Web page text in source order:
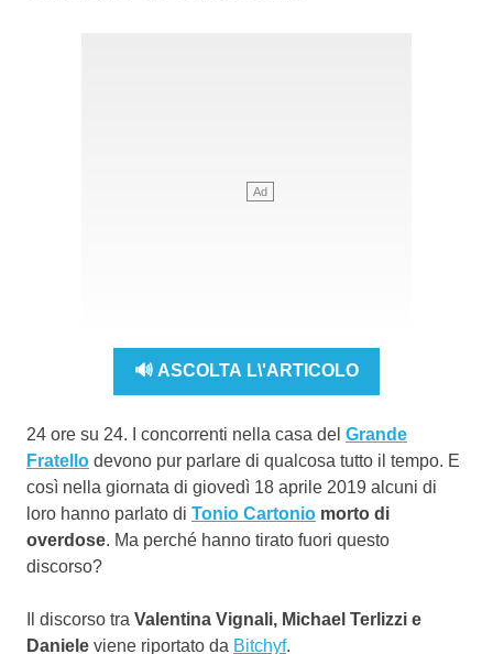
🔊 ASCOLTA L\'ARTICOLO
24 ore su 24. I concorrenti nella casa del Grande
Fratello devono pur parlare di qualcosa tutto il tempo. E
così nella giornata di giovedì 18 aprile 2019 alcuni di
loro hanno parlato di Tonio Cartonio morto di
overdose. Ma perché hanno tirato fuori questo
discorso?
Il discorso tra Valentina Vignali, Michael Terlizzi e
Daniele viene riportato da Bitchyf.